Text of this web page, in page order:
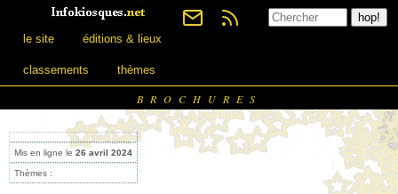
le site éditions & lieux
classements thèmes
BROCHURES
Mis en ligne le 26 avril 2024
Thèmes :